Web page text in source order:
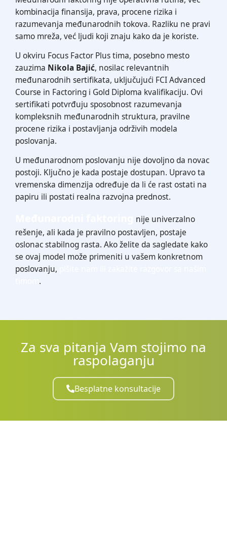
kombinacija finansija, prava, procene rizika i
razumevanja međunarodnih tokova. Razliku ne pravi
samo mreža, već ljudi koji znaju kako da je koriste.
U okviru Focus Factor Plus tima, posebno mesto
zauzima Nikola Bajić, nosilac relevantnih
međunarodnih sertifikata, uključujući FCI Advanced
Course in Factoring i Gold Diploma kvalifikaciju. Ovi
sertifikati potvrđuju sposobnost razumevanja
kompleksnih međunarodnih struktura, pravilne
procene rizika i postavljanja održivih modela
poslovanja.
U međunarodnom poslovanju nije dovoljno da novac
postoji. Ključno je kada postaje dostupan. Upravo ta
vremenska dimenzija određuje da li će rast ostati na
papiru ili postati realna razvojna prednost.
nije univerzalno
rešenje, ali kada je pravilno postavljen, postaje
oslonac stabilnog rasta. Ako želite da sagledate kako
se ovaj model može primeniti u vašem konkretnom
poslovanju,
.
Za sva pitanja Vam stojimo na
raspolaganju
Besplatne konsultacije